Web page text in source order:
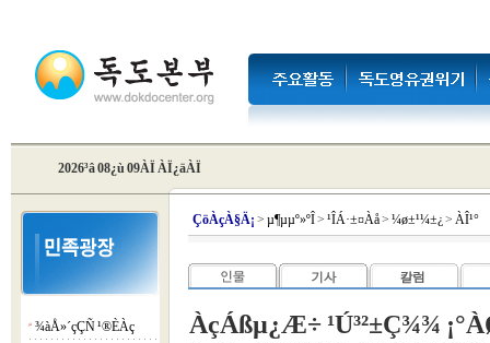
2026³â 08¿ù 09ÀÏ ÀÏ¿äÀÏ
¡á ¾àÅ»´çÇÑ ¹®È­Àç
ÇöÀçÀ§Ä¡ > µ¶µµº»ºÎ> ¹ÎÁ·±¤Àå> ¼ø±¹¼±¿­ > ÀÎ¹°
ÀçÁßµ¿Æ÷ ¹Ú³²±Ç¾¾